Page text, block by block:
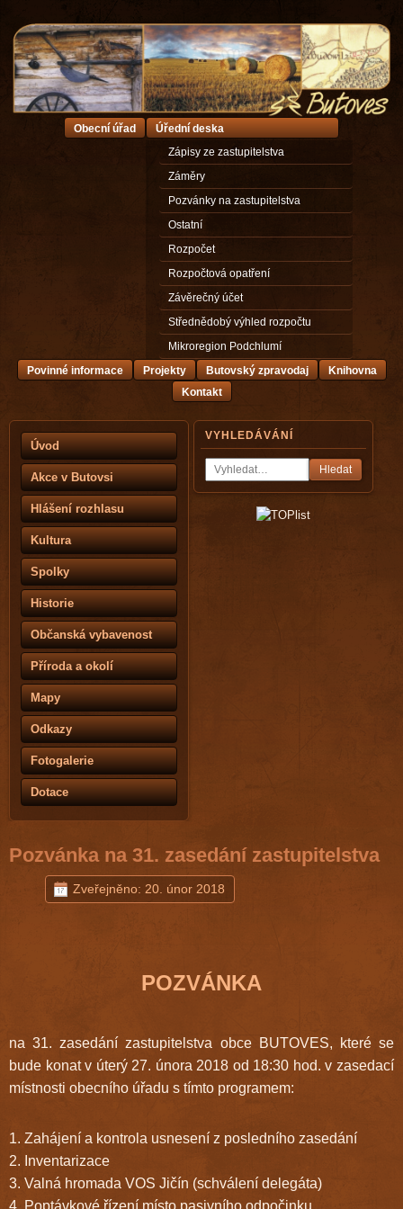
Úvod
Akce v Butovsi
Hlášení rozhlasu
Kultura
Spolky
Historie
Občanská vybavenost
Příroda a okolí
Mapy
Odkazy
Fotogalerie
Dotace
VYHLEDÁVÁNÍ
Hledat
Obecní úřad
Úřední deska
Zápisy ze zastupitelstva
Záměry
Pozvánky na zastupitelstva
Ostatní
Rozpočet
Rozpočtová opatření
Závěrečný účet
Střednědobý výhled rozpočtu
Mikroregion Podchlumí
Povinné informace
Projekty Butovský zpravodaj
Knihovna
Kontakt
Pozvánka na 31. zasedání zastupitelstva
Zveřejněno: 20. únor 2018
POZVÁNKA
na 31. zasedání zastupitelstva obce BUTOVES, které se
bude konat v úterý 27. února 2018 od 18:30 hod. v zasedací
místnosti obecního úřadu s tímto programem:
1. Zahájení a kontrola usnesení z posledního zasedání
2. Inventarizace
3. Valná hromada VOS Jičín (schválení delegáta)